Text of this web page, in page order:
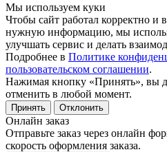
Мы используем куки
Чтобы сайт работал корректно и
нужную информацию, мы
улучшать сервис и делать
Подробнее в Политике
пользовательском соглашении.
Нажимая кнопку «Принять», вы
отменить в любой момент.
Принять Отклонить
Онлайн заказ
Отправьте заказ через онлайн
скорость оформления заказа.